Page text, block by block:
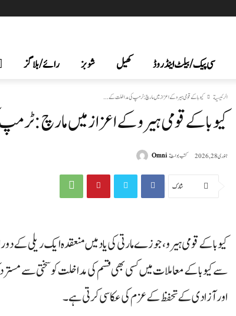
سی پیک /بیلٹ اینڈ روڈ کھیل شوبز رائے/بلاگز
الرئيسية کیوبا کے قومی ہیرو کے اعزاز میں مارچ: ٹرمپ کی مداخلت کے...
کیوبا کے قومی ہیرو کے اعزاز میں مارچ:
جنوری 28, 2026 كتب بواسطةOmni
شارك
کیوبا کے قومی ہیرو، جوزے مارتی کی یاد میں منعقدہ ایک ریلی
سے کیوبا کے معاملات میں کسی بھی قسم کی مداخلت کو سختی سے
اور آزادی کے تحفظ کے عزم کی عکاسی کرتی ہے۔